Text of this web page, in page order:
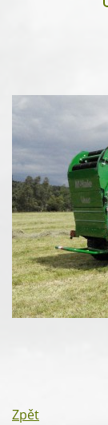
Zpět